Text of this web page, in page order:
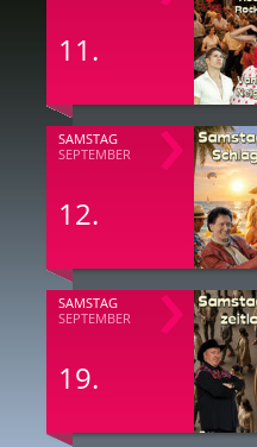
11.
SAMSTAG
SEPTEMBER
12.
SAMSTAG
SEPTEMBER
19.